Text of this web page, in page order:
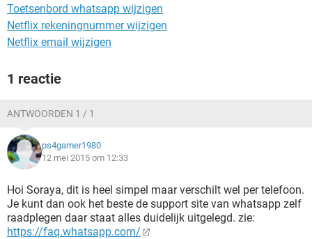
Toetsenbord whatsapp wijzigen
Netflix rekeningnummer wijzigen
Netflix email wijzigen
1 reactie
ANTWOORDEN 1 / 1
ps4gamer1980
12 mei 2015 om 12:33
Hoi Soraya, dit is heel simpel maar verschilt wel per telefoon.
Je kunt dan ook het beste de support site van whatsapp zelf
raadplegen daar staat alles duidelijk uitgelegd. zie:
https://faq.whatsapp.com/